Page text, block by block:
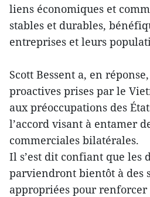
liens économiques et
stables et durables,
entreprises et leurs
Scott Bessent a, en
proactives prises par le
aux préoccupations des
l’accord visant à entamer
commerciales bilatérales.
Il s’est dit confiant que les
parviendront bientôt à des
appropriées pour